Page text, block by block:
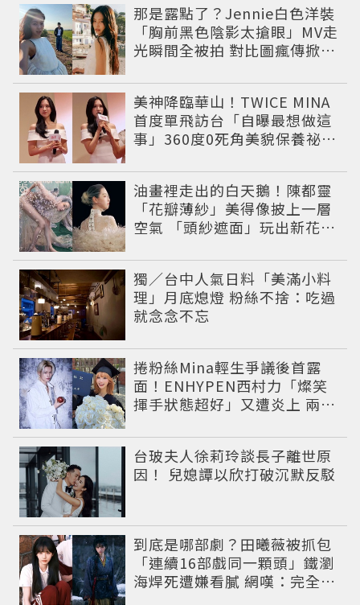
那是露點了？Jennie白色洋裝
「胸前黑色陰影太搶眼」MV走
光瞬間全被拍 對比圖瘋傳掀論
美神降臨華山！TWICE MINA
首度單飛訪台「自曝最想做這
事」360度0死角美貌保養祕訣
油畫裡走出的白天鵝！陳都靈
「花瓣薄紗」美得像披上一層
空氣 「頭紗遮面」玩出新花樣
獨／台中人氣日料「美滿小料
理」月底熄燈 粉絲不捨：吃過
就念念不忘
捲粉絲Mina輕生爭議後首露
面！ENHYPEN西村力「燦笑
揮手狀態超好」又遭炎上 兩派
台玻夫人徐莉玲談長子離世原
因！ 兒媳譚以欣打破沉默反駁
到底是哪部劇？田曦薇被抓包
「連續16部戲同一顆頭」鐵瀏
海焊死遭嫌看膩 網嘆：完全分